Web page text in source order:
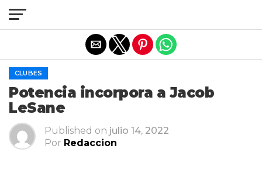
CLUBES
Potencia incorpora a Jacob
LeSane
Published on julio 14, 2022
Por Redaccion